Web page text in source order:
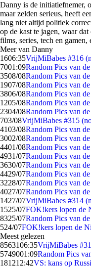
Danny is de initiatiefnemer,
maar zelden serieus, heeft
lang niet altijd politiek
op de kast te jagen, waar
films, series, tech en
Meer van Danny
1606:35VrijMiBabes #316
7001:09Random Pics van
3508/08Random Pics van
1907/08Random Pics van
3806/08Random Pics van
1205/08Random Pics van
2304/08Random Pics van
703/08VrijMiBabes #315
4103/08Random Pics van
3002/08Random Pics van
4401/08Random Pics van
4931/07Random Pics van
3630/07Random Pics van
4429/07Random Pics van
3228/07Random Pics van
4027/07Random Pics van
1427/07VrijMiBabes #314
1525/07FOK!kers lopen de
8325/07Random Pics van
524/07FOK!kers lopen de
Meest gelezen
8563106:35VrijMiBabes
5749001:09Random Pics
181212:42VS: kans op